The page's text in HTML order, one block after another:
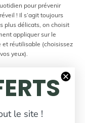
pour prévenir
! Il s’agit toujours
plus délicats, on choisit
appliquer sur le
et réutilisable (choisissez
yeux).
yeux gonflés, fatigués
cotons, puis laissez-
compresses.
d’éclat au teint. L’eau
et d’apaiser la
le site !